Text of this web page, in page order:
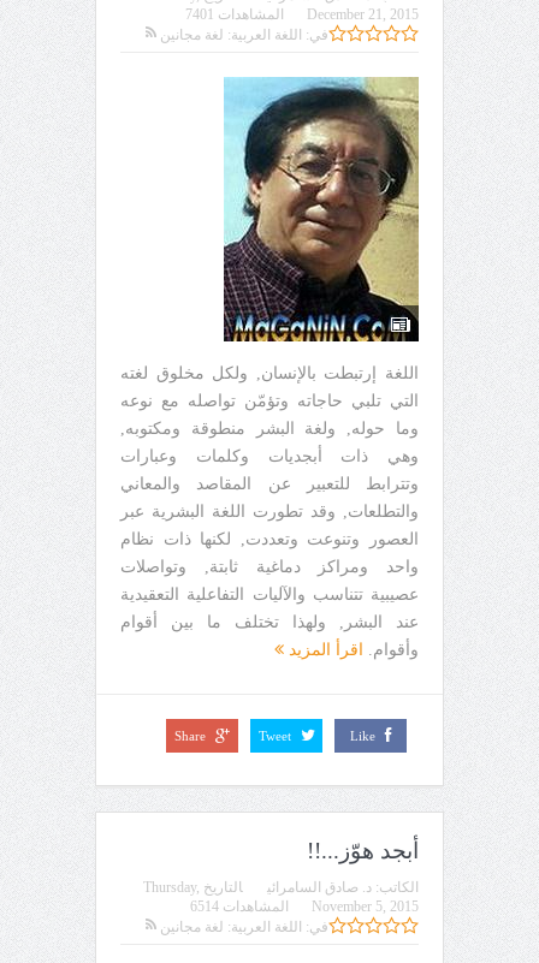
December 21, 2015
في: اللغة العربية: لغة مجانين
المشاهدات 7401
اللغة إرتبطت بالإنسان, ولكل مخلوق لغته
التي تلبي حاجاته وتؤمّن تواصله مع نوعه
وما حوله, ولغة البشر منطوقة ومكتوبه,
وهي ذات أبجديات وكلمات وعبارات
وتترابط للتعبير عن المقاصد والمعاني
والتطلعات, وقد تطورت اللغة البشرية عبر
العصور وتنوعت وتعددت, لكنها ذات نظام
واحد ومراكز دماغية ثابتة, وتواصلات
عصيبية تتناسب والآليات التفاعلية التعقيدية
عند البشر, ولهذا تختلف ما بين أقوام
وأقوام.
اقرأ المزيد
Like
Tweet
Share
أبجد هوّز...!!
الكاتب: د. صادق السامرائي التاريخ Thursday,
November 5, 2015
في: اللغة العربية: لغة مجانين
المشاهدات 6514